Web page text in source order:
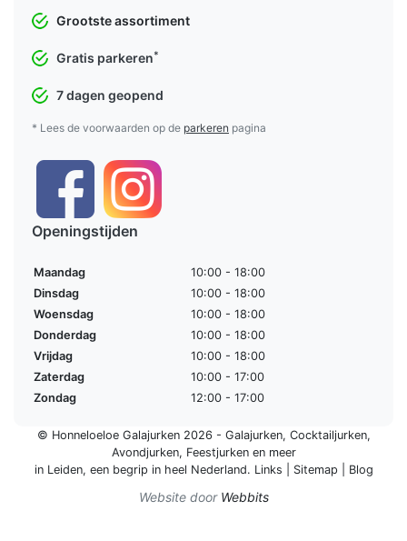
Grootste assortiment
Gratis parkeren*
7 dagen geopend
* Lees de voorwaarden op de parkeren pagina
Openingstijden
Maandag
10:00 - 18:00
Dinsdag
10:00 - 18:00
Woensdag
10:00 - 18:00
Donderdag
10:00 - 18:00
Vrijdag
10:00 - 18:00
Zaterdag
10:00 - 17:00
Zondag
12:00 - 17:00
© Honneloeloe Galajurken 2026 - Galajurken, Cocktailjurken,
Avondjurken, Feestjurkenen meer
in Leiden, een begrip in heel Nederland. Links Sitemap Blog
Website door Webbits